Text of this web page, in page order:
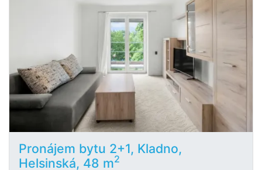
Pronájem bytu 2+1, Kladno,
Helsinská, 48 m2